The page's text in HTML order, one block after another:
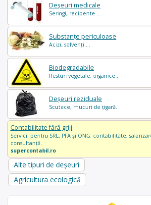
Deșeuri medicale
Seringi, recipente ...
Substanțe periculoase
Acizi, solvenți ...
Biodegradabile
Resturi vegetale, organice..
Deșeuri reziduale
Scutece, mucuri de țigară..
Contabilitate fără griji
Servicii pentru SRL, PFA și ONG: contabilitate,
consultanță.
supercontabil.ro
Alte tipuri de deșeuri
Agricultura ecologică